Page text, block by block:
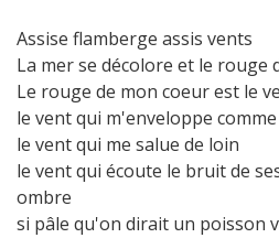
Assise flamberge assis vents
La mer se décolore et le rouge
Le rouge de mon coeur est le
le vent qui m'enveloppe
le vent qui me salue de loin
le vent qui écoute le bruit de
ombre
si pâle qu'on dirait un poisson